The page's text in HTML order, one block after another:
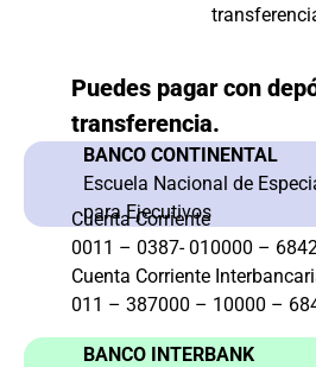
Puedes pagar con
transferencia.
BANCO CONTINENTAL
Escuela Nacional de
para Ejecutivos
Cuenta Corriente
0011 – 0387- 010000 –
Cuenta Corriente
011 – 387000 – 10000 –
BANCO INTERBANK